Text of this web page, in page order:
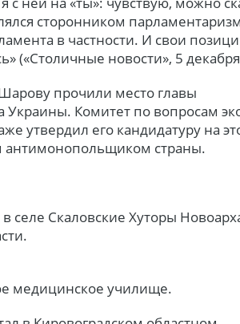
сторонником
в частности. И свои
(«Столичные новости», 5
прочили место главы
Украины. Комитет по вопросам
утвердил его кандидатуру на
антимонопольщиком страны.
в селе Скаловские Хуторы
медицинское училище.